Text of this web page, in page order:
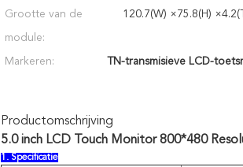
Grootte van de
module:
120.7(W) ×75.8(H)
Markeren: TN-transmisieve LCD-
Productomschrijving
5.0 inch LCD Touch Monitor 800*480
1. Specificatie